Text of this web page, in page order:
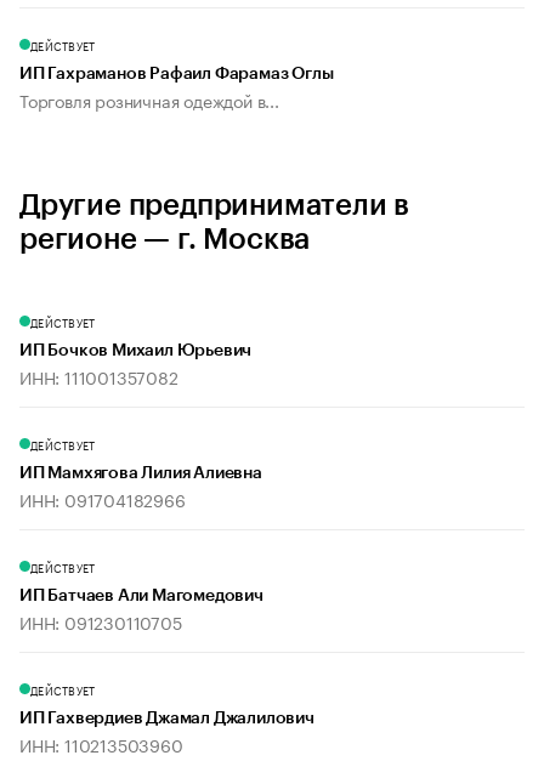
ДЕЙСТВУЕТ
ИП Гахраманов Рафаил Фарамаз Оглы
Торговля розничная одеждой в...
Другие предприниматели в
регионе — г. Москва
ДЕЙСТВУЕТ
ИП Бочков Михаил Юрьевич
ИНН: 111001357082
ДЕЙСТВУЕТ
ИП Мамхягова Лилия Алиевна
ИНН: 091704182966
ДЕЙСТВУЕТ
ИП Батчаев Али Магомедович
ИНН: 091230110705
ДЕЙСТВУЕТ
ИП Гахвердиев Джамал Джалилович
ИНН: 110213503960